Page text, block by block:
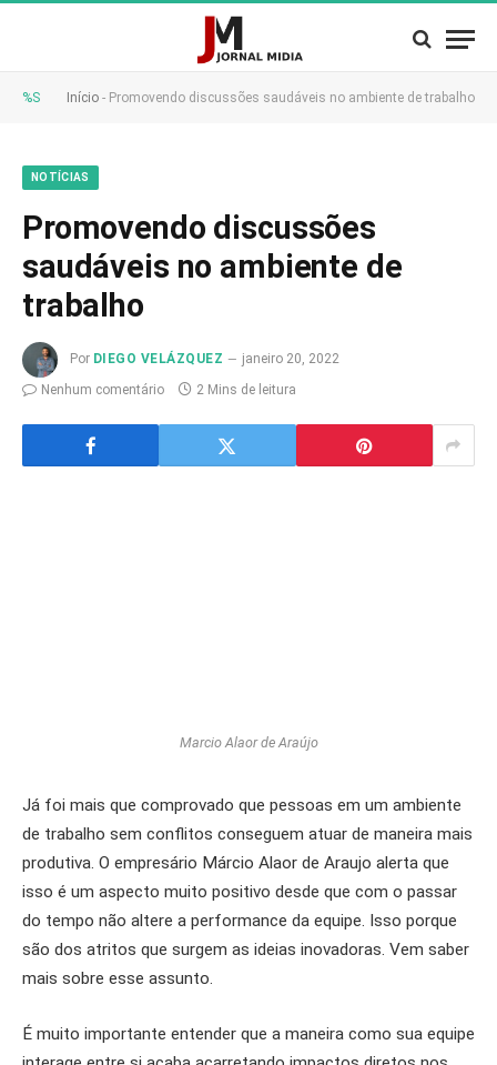
%S Início - Promovendo discussões saudáveis no ambiente de trabalho
NOTÍCIAS
Promovendo discussões
saudáveis no ambiente de
trabalho
Por DIEGO VELÁZQUEZ
janeiro 20, 2022
Nenhum comentário
2 Mins de leitura
Marcio Alaor de Araújo
Já foi mais que comprovado que pessoas em um ambiente
de trabalho sem conflitos conseguem atuar de maneira mais
produtiva. O empresário Márcio Alaor de Araujo alerta que
isso é um aspecto muito positivo desde que com o passar
do tempo não altere a performance da equipe. Isso porque
são dos atritos que surgem as ideias inovadoras. Vem saber
mais sobre esse assunto.
É muito importante entender que a maneira como sua equipe